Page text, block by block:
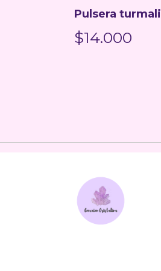
Pulsera
$14.000